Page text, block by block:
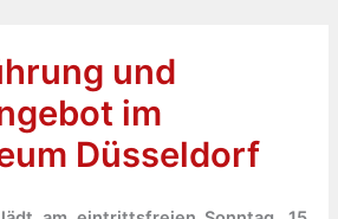
und
im
Düsseldorf